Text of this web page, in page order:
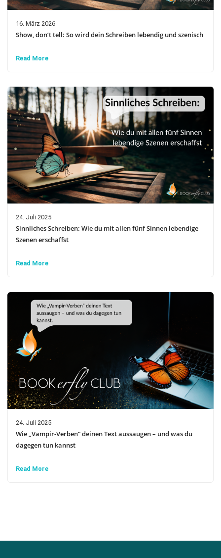
16. März 2026
Show, don’t tell: So wird dein Schreiben lebendig und szenisch
Read More
24. Juli 2025
Sinnliches Schreiben: Wie du mit allen fünf Sinnen lebendige
Szenen erschaffst
Read More
24. Juli 2025
Wie „Vampir-Verben“ deinen Text aussaugen – und was du
dagegen tun kannst
Read More